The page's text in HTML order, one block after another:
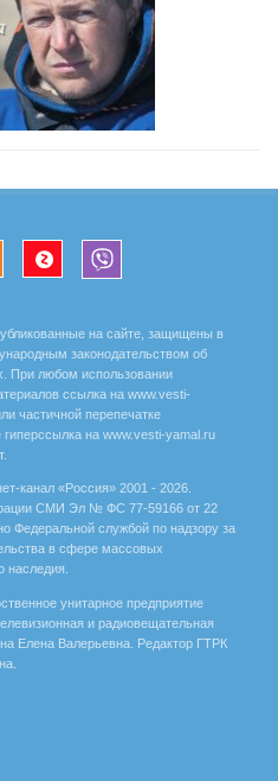
на сайте, защищены в
законодательством об
При любом использовании
ссылка на www.vesti-
частичной перепечатке
на www.vesti-yamal.ru
канал «Россия» 2001 - 2026.
СМИ Эл № ФС 77-59166 от 22
Федеральной службой по надзору за
в сфере массовых
наследия.
унитарное предприятие
и радиовещательная
Елена Валерьевна. Редактор ГТРК